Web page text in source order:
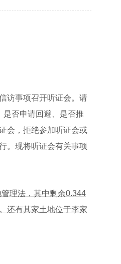
访事项召开听证会。请
否申请回避、是否推
会，拒绝参加听证会或
。现将听证会有关事项
理法，其中剩余0.344
还有其家土地位于李家